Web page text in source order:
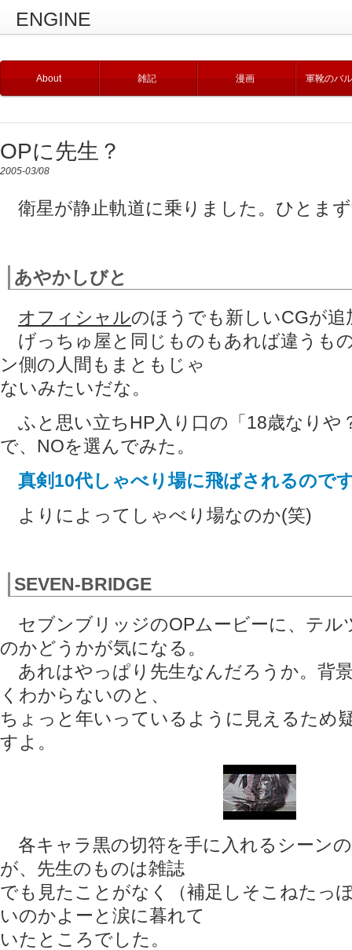
ENGINE
About 雑記 漫画 軍靴のバ
OPに先生？
2005-03/08
衛星が静止軌道に乗りました。ひとま
あやかしびと
オフィシャルのほうでも新しいCGが
げっちゅ屋と同じものもあれば違うも
ン側の人間もまともじゃ
ないみたいだな。
ふと思い立ちHP入り口の「18歳なり
で、NOを選んでみた。
真剣10代しゃべり場に飛ばされるので
よりによってしゃべり場なのか(笑)
SEVEN-BRIDGE
セブンブリッジのOPムービーに、テル
のかどうかが気になる。
あれはやっぱり先生なんだろうか。背
くわからないのと、
ちょっと年いっているように見えるため
すよ。
各キャラ黒の切符を手に入れるシーン
が、先生のものは雑誌
でも見たことがなく（補足しそこねたっ
いのかよーと涙に暮れて
いたところでした。